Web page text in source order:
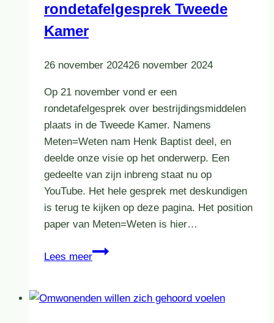
rondetafelgesprek Tweede
Kamer
26 november 202426 november 2024
Op 21 november vond er een
rondetafelgesprek over bestrijdingsmiddelen
plaats in de Tweede Kamer. Namens
Meten=Weten nam Henk Baptist deel, en
deelde onze visie op het onderwerp. Een
gedeelte van zijn inbreng staat nu op
YouTube. Het hele gesprek met deskundigen
is terug te kijken op deze pagina. Het position
paper van Meten=Weten is hier…
Lees meer
Inbreng
rondetafelgesprek